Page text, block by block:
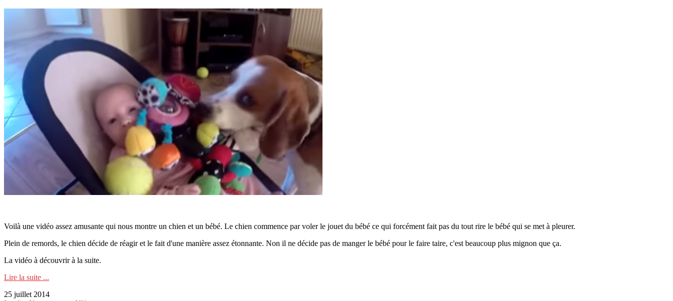
Voilà une vidéo assez amusante qui nous montre un chien et un bébé. Le chien commence par voler le jouet du bébé ce qui forcément fait pas du tout rire le bébé qui se met à pleurer.
Plein de remords, le chien décide de réagir et le fait d'une manière assez étonnante. Non il ne décide pas de manger le bébé pour le faire taire, c'est beaucoup plus mignon que ça.
La vidéo à découvrir à la suite.
Lire la suite ...
25 juillet 2014